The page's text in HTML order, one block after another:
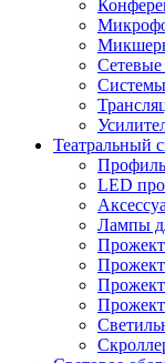
Театральный
LED
Лампы